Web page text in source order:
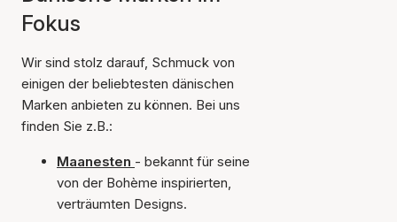
Fokus
Wir sind stolz darauf, Schmuck von
einigen der beliebtesten dänischen
Marken anbieten zu können. Bei uns
finden Sie z.B.:
Maanesten - bekannt für seine
von der Bohème inspirierten,
verträumten Designs.